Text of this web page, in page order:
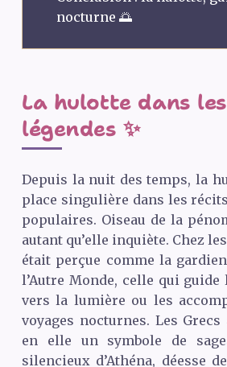
nocturne 🌅
La hulotte dans
légendes ✨
Depuis la nuit des temps, la
place singulière dans les
populaires. Oiseau de la
autant qu’elle inquiète. Chez
était perçue comme la
l’Autre Monde, celle qui guide
vers la lumière ou les
voyages nocturnes. Les
en elle un symbole de
silencieux d’Athéna, déesse